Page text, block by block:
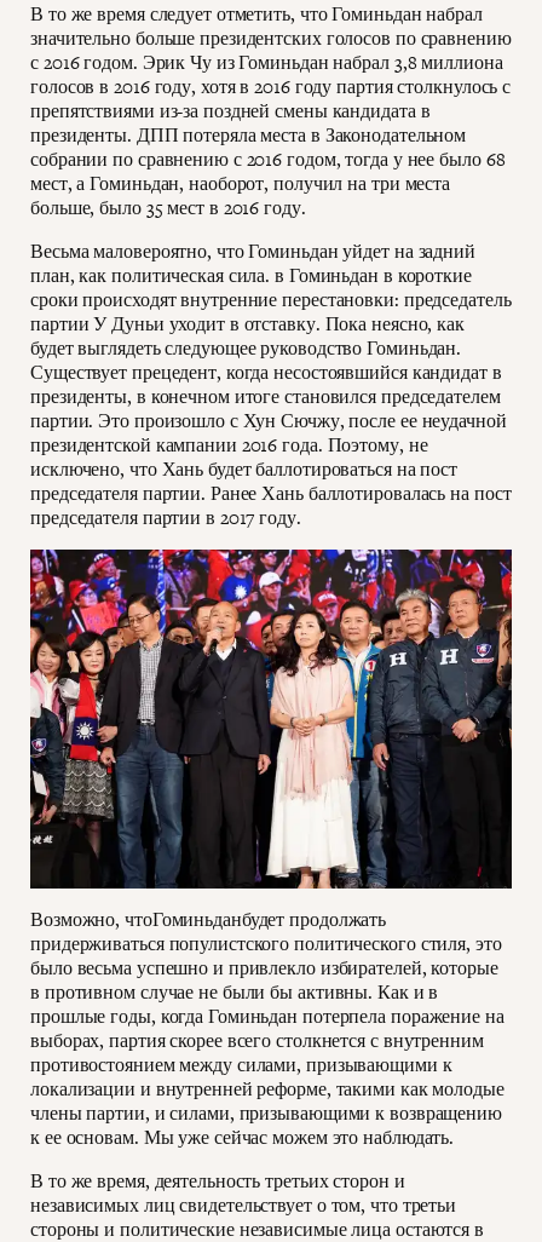
В то же время следует отметить, что Гоминьдан набрал
значительно больше президентских голосов по сравнению
с 2016 годом. Эрик Чу из Гоминьдан набрал 3,8 миллиона
голосов в 2016 году, хотя в 2016 году партия столкнулось с
препятствиями из-за поздней смены кандидата в
президенты. ДПП потеряла места в Законодательном
собрании по сравнению с 2016 годом, тогда у нее было 68
мест, а Гоминьдан, наоборот, получил на три места
больше, было 35 мест в 2016 году.
Весьма маловероятно, что Гоминьдан уйдет на задний
план, как политическая сила. в Гоминьдан в короткие
сроки происходят внутренние перестановки: председатель
партии У Дуньи уходит в отставку. Пока неясно, как
будет выглядеть следующее руководство Гоминьдан.
Существует прецедент, когда несостоявшийся кандидат в
президенты, в конечном итоге становился председателем
партии. Это произошло с Хун Сючжу, после ее неудачной
президентской кампании 2016 года. Поэтому, не
исключено, что Хань будет баллотироваться на пост
председателя партии. Ранее Хань баллотировалась на пост
председателя партии в 2017 году.
Возможно, чтоГоминьданбудет продолжать
придерживаться популистского политического стиля, это
было весьма успешно и привлекло избирателей, которые
в противном случае не были бы активны. Как и в
прошлые годы, когда Гоминьдан потерпела поражение на
выборах, партия скорее всего столкнется с внутренним
противостоянием между силами, призывающими к
локализации и внутренней реформе, такими как молодые
члены партии, и силами, призывающими к возвращению
к ее основам. Мы уже сейчас можем это наблюдать.
В то же время, деятельность третьих сторон и
независимых лиц свидетельствует о том, что третьи
стороны и политические независимые лица остаются в